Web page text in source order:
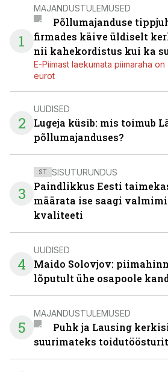
1
MAJANDUSTULEMUSED
Põllumajanduse
firmades käive üldiselt
nii kahekordistus kui ka
E-Piimast laekumata piimaraha on
eurot
2
UUDISED
Lugeja küsib: mis toimub
põllumajanduses?
3
ST SISUTURUNDUS
Paindlikkus Eesti
määrata ise saagi
kvaliteeti
4
UUDISED
Maido Solovjov:
lõputult ühe osapoole
5
MAJANDUSTULEMUSED
Puhk ja Lausing
suurimateks